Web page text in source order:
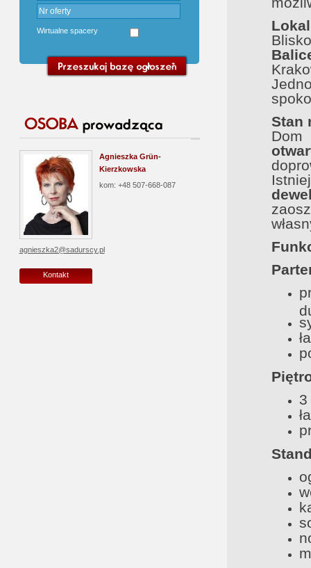
Wirtualne spacery
Agnieszka Grün-
Kierzkowska
kom: +48 507-668-087
agnieszka2@sadurscy.pl
Kontakt
Stan